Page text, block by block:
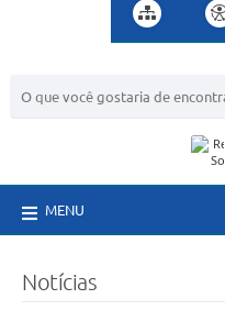
MENU
Notícias